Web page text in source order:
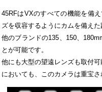
45RFはVXのすべての機能を備
ズを収容するようにカムを備え
他のブランドの135、150、
とが可能です。
他にも大型の望遠レンズも取付
においても、このカメラは重宝さ